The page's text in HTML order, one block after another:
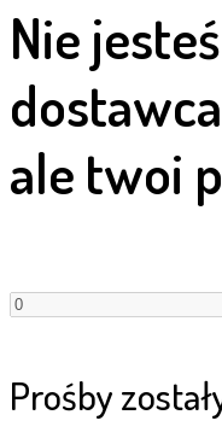
Nie
ale twoi
Prośby